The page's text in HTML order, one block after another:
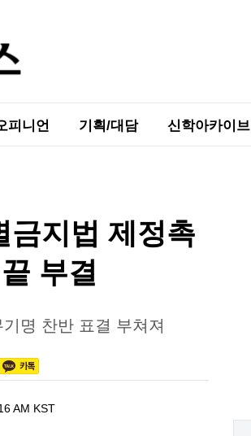
피니언 기획/대담 신학아카이브
금지법 제정촉
부결
명 찬반 표결 부쳐져
AM KST